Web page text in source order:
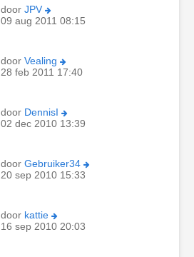
door JPV
09 aug 2011 08:15
door Vealing
28 feb 2011 17:40
door DennisI
02 dec 2010 13:39
door Gebruiker34
20 sep 2010 15:33
door kattie
16 sep 2010 20:03